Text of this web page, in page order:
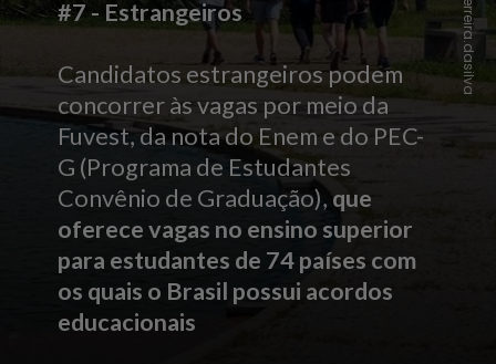
#7 - Estrangeiros
Candidatos estrangeiros podem
concorrer às vagas por meio da
Fuvest, da nota do Enem e do PEC-
G (Programa de Estudantes
Convênio de Graduação), que
oferece vagas no ensino superior
para estudantes de 74 países com
os quais o Brasil possui acordos
educacionais